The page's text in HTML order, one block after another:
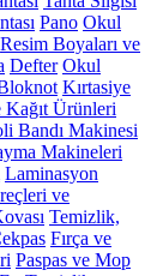
Pano Okul
Resim Boyaları ve
Defter Okul
Kırtasiye
Kağıt Ürünleri
Bandı Makinesi
Makineleri
Laminasyon
ve
Temizlik,
Fırça ve
Paspas ve Mop